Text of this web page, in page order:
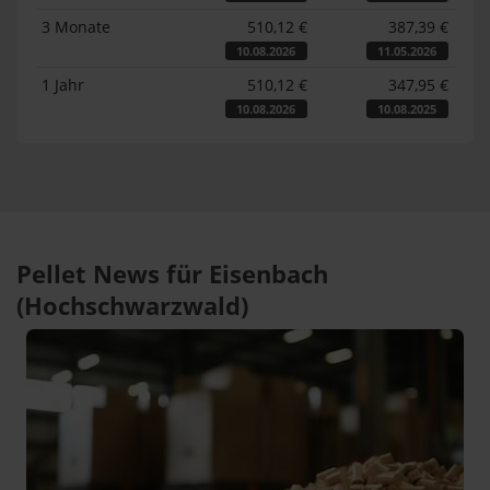
3 Monate 510,12 €
10.08.2026
387,39 €
11.05.2026
1 Jahr 510,12 €
10.08.2026
347,95 €
10.08.2025
Pellet News für Eisenbach
(Hochschwarzwald)